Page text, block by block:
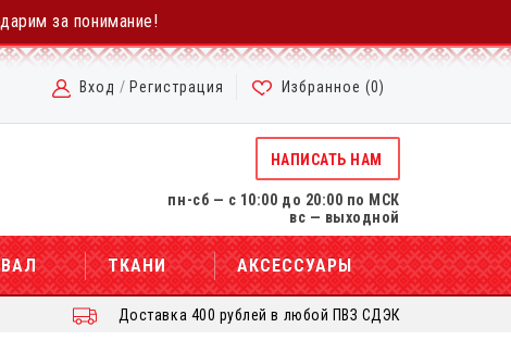
за понимание!
Вход / Регистрация Избранное (0)
НАПИСАТЬ НАМ
пн-сб — с 10:00 до 20:00 по МСК
вс — выходной
ТКАНИ АКСЕССУАРЫ
Доставка 400 рублей в любой ПВЗ СДЭК